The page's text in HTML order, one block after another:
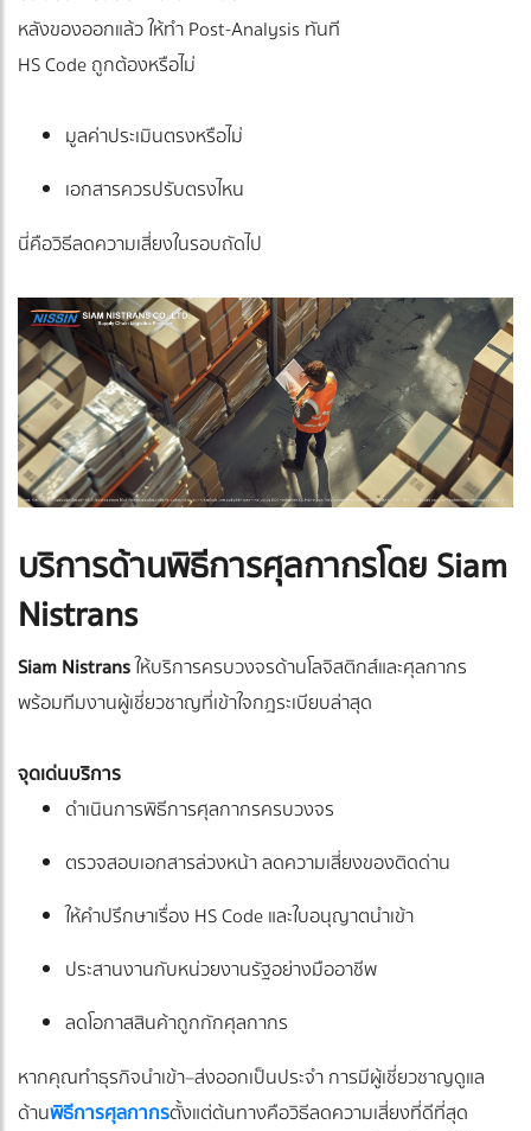
หลังของออกแล้ว ให้ทำ Post-Analysis ทันที
HS Code ถูกต้องหรือไม่
มูลค่าประเมินตรงหรือไม่
เอกสารควรปรับตรงไหน
นี่คือวิธีลดความเสี่ยงในรอบถัดไป
บริการด้านพิธีการศุลกากรโดย Siam
Nistrans
Siam Nistransให้บริการครบวงจรด้านโลจิสติกส์และศุลกากร
พร้อมทีมงานผู้เชี่ยวชาญที่เข้าใจกฎระเบียบล่าสุด
จุดเด่นบริการ
ดำเนินการพิธีการศุลกากรครบวงจร
ตรวจสอบเอกสารล่วงหน้า ลดความเสี่ยงของติดด่าน
ให้คำปรึกษาเรื่อง HS Code และใบอนุญาตนำเข้า
ประสานงานกับหน่วยงานรัฐอย่างมืออาชีพ
ลดโอกาสสินค้าถูกกักศุลกากร
หากคุณทำธุรกิจนำเข้า–ส่งออกเป็นประจำ การมีผู้เชี่ยวชาญดูแล
ด้านพิธีการศุลกากรตั้งแต่ต้นทางคือวิธีลดความเสี่ยงที่ดีที่สุด